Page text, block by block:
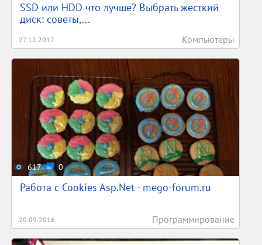
SSD или HDD что лучше? Выбрать жесткий
диск: советы,...
27.12.2017 Компьютеры
617 0
Работа с Cookies Asp.Net - mego-forum.ru
20.09.2016 Программирование